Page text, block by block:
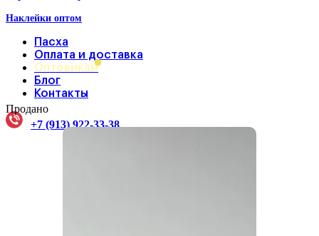
Наклейки оптом
Пасха
Оплата и доставка
Оптовикам
Блог
Контакты
+7 (913) 922-33-38
Продано